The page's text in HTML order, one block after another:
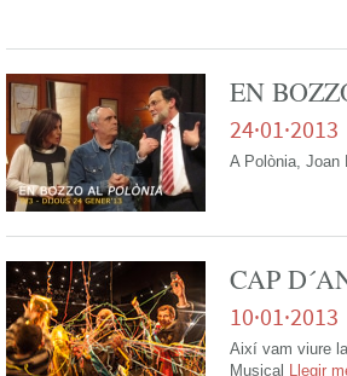
EN
24·01·2013
A Polònia, Joan
CAP
10·01·2013
Així vam viure
Musical Llegir